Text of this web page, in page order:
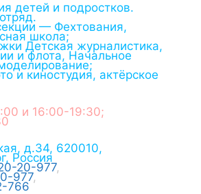
детей и подростков.
— Фехтования,
школа;
Детская журналистика,
и флота, Начальное
и киностудия, актёрское
и 16:00-19:30;
д.34, 620010,
, Россия
20-977,
977,
766